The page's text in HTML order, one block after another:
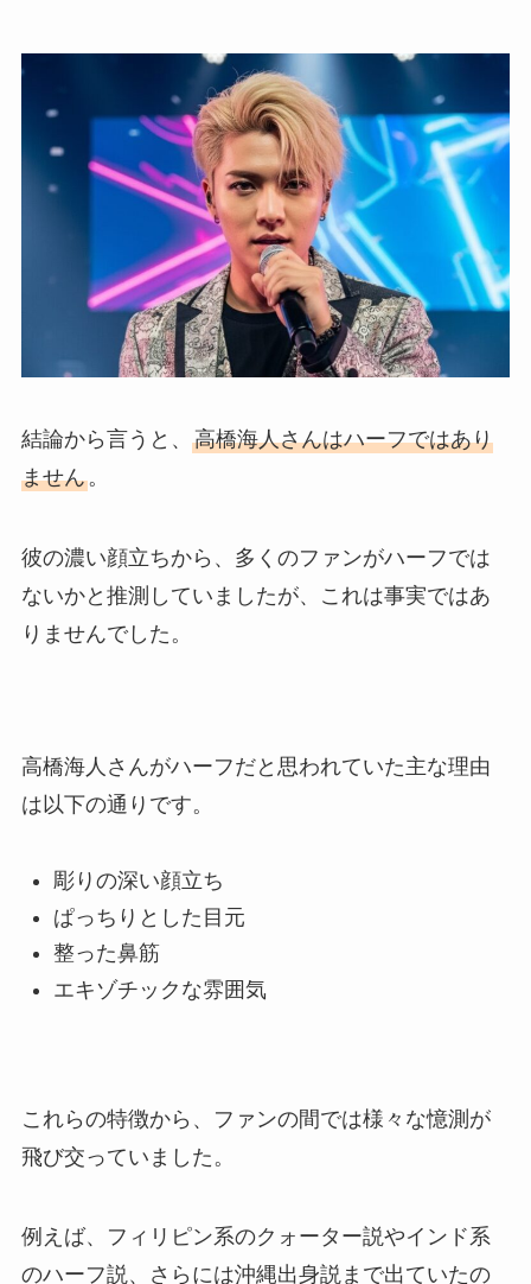
結論から言うと、 高橋海人さんはハーフではあり
ません。
彼の濃い顔立ちから、多くのファンがハーフでは
ないかと推測していましたが、これは事実ではあ
りませんでした。
高橋海人さんがハーフだと思われていた主な理由
は以下の通りです。
彫りの深い顔立ち
ぱっちりとした目元
整った鼻筋
エキゾチックな雰囲気
これらの特徴から、ファンの間では様々な憶測が
飛び交っていました。
例えば、フィリピン系のクォーター説やインド系
のハーフ説、さらには沖縄出身説まで出ていたの